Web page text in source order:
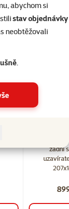
abychom si
stav objednávky
neobtěžovali
.
Konzervy a
98%, počet
zadní